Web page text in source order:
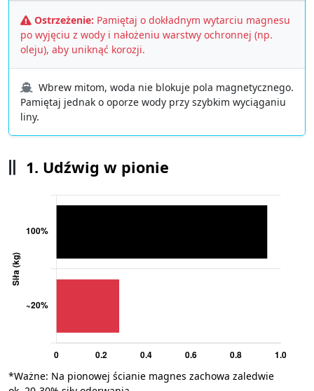
Ostrzeżenie: Pamiętaj o dokładnym wytarciu magnesu
po wyjęciu z wody i nałożeniu warstwy ochronnej (np.
oleju), aby uniknąć korozji.
Wbrew mitom, woda nie blokuje pola magnetycznego.
Pamiętaj jednak o oporze wody przy szybkim wyciąganiu
liny.
1. Udźwig w pionie
*Ważne: Na pionowej ścianie magnes zachowa zaledwie